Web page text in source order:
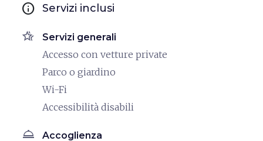
info Servizi inclusi
hotel_class Servizi generali
Accesso con vetture private
Parco o giardino
Wi-Fi
Accessibilità disabili
room_service Accoglienza